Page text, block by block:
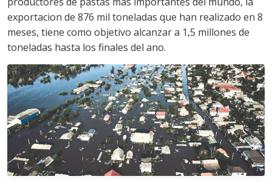
exportacion de 876 mil toneladas que han realizado en 8
meses, tiene como objetivo alcanzar a 1,5 millones de
toneladas hasta los finales del ano.